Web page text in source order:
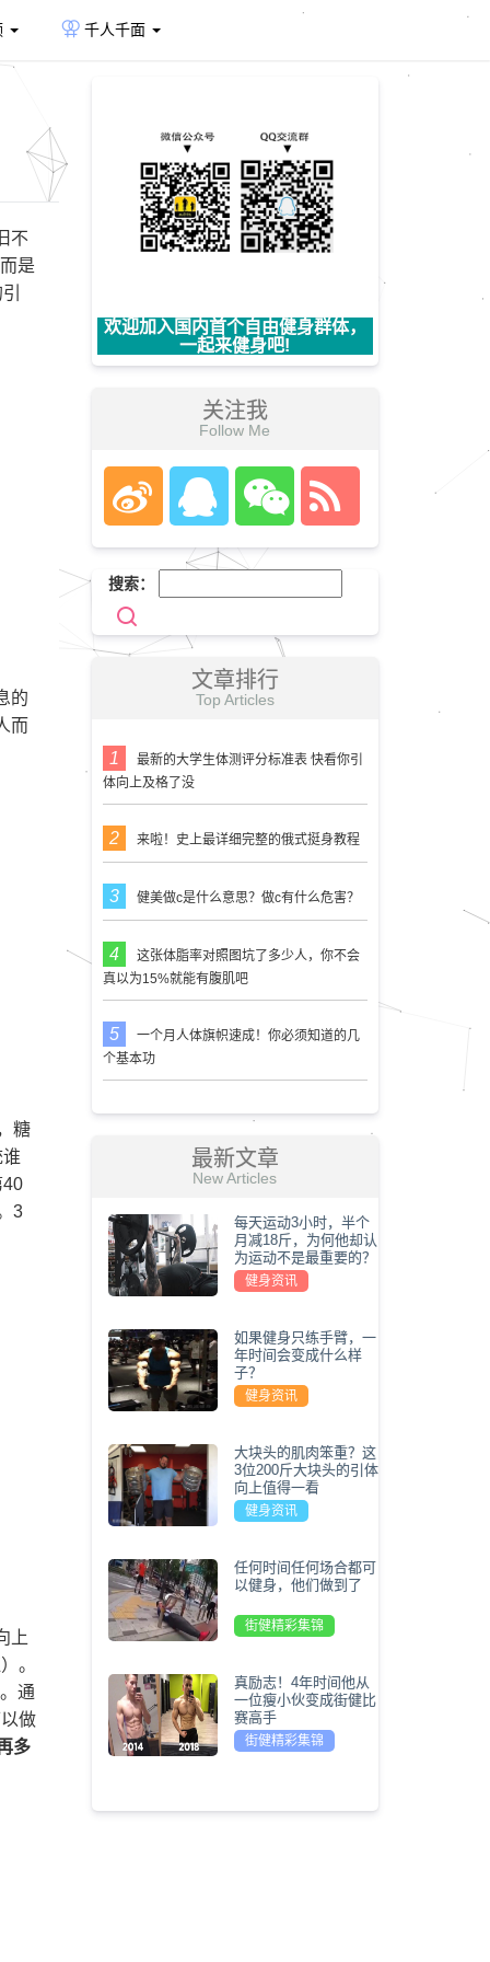
千人千面
不
是
的
而
糖
谁
40
3
上
。
通
做
多
欢迎加入国内首个自由健身群体，
一起来健身吧!
关注我
Follow Me
搜索：
文章排行
Top Articles
最新的大学生体测评分标准表 快看你引
体向上及格了没
来啦！史上最详细完整的俄式挺身教程
健美做c是什么意思？做c有什么危害？
这张体脂率对照图坑了多少人，你不会
真以为15%就能有腹肌吧
一个月人体旗帜速成！你必须知道的几
个基本功
最新文章
New Articles
每天运动3小时，半个
月减18斤，为何他却认
为运动不是最重要的？
健身资讯
如果健身只练手臂，一
年时间会变成什么样
子？
健身资讯
大块头的肌肉笨重？这
3位200斤大块头的引体
向上值得一看
健身资讯
任何时间任何场合都可
以健身，他们做到了
街健精彩集锦
真励志！4年时间他从
一位瘦小伙变成街健比
赛高手
街健精彩集锦